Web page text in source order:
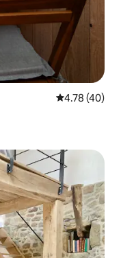
คะแนนเฉลี่ย
4.78 (40)